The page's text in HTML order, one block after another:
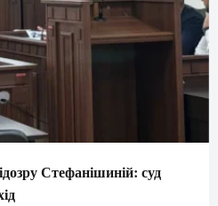
Стефанішиній: суд